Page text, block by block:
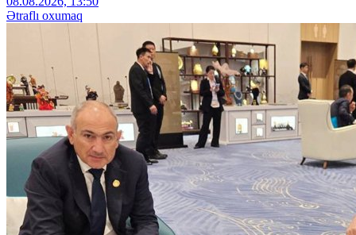
Ətraflı oxumaq